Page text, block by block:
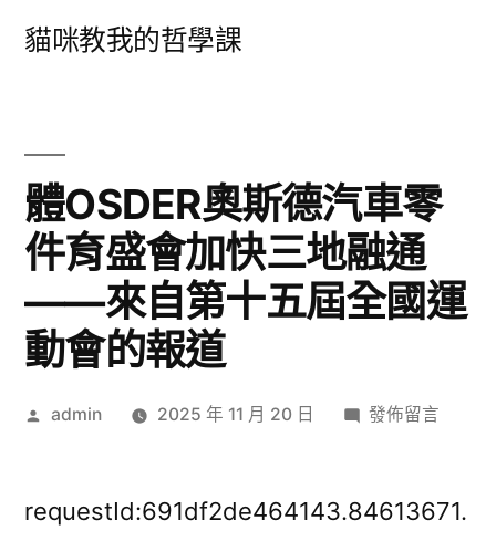
貓咪教我的哲學課
體OSDER奧斯德汽車零
件育盛會加快三地融通
——來自第十五屆全國運
動會的報道
作
admin 2025 年 11 月 20 日
在
奧
發佈留言
requestId:691df2de464143.84613671.